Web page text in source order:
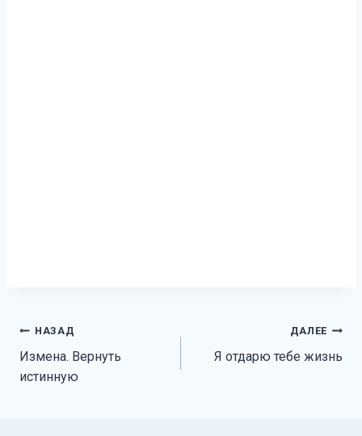
Навигация
по
НАЗАД
Измена. Вернуть
истинную
ДАЛЕЕ
Я отдарю тебе жизнь